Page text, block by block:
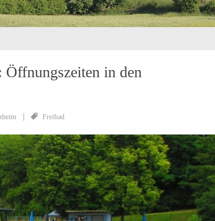
in den
Freibad